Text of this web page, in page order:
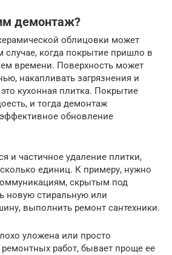
демонтаж?
облицовки может
случае, когда покрытие пришло в
времени. Поверхность может
накапливать загрязнения и
кухонная плитка. Покрытие
и тогда демонтаж
обновление
и частичное удаление плитки,
единиц. К примеру, нужно
скрытым под
новую стиральную или
выполнить ремонт сантехники.
уложена или просто
работ, бывает проще ее